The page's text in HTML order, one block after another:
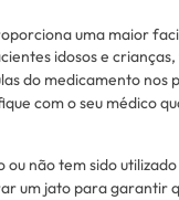
uma maior
idosos e
do medicamento nos
com o seu médico
ou não tem sido
um jato para garantir